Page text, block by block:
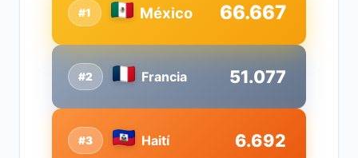
#2 Francia 51.077
#1 México 66.667
#3 Haití 6.692